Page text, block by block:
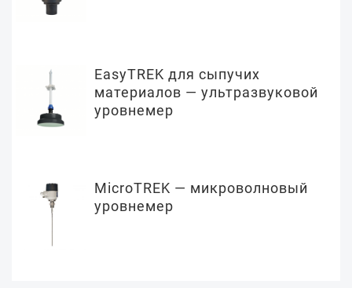
EasyTREK для сыпучих
материалов — ультразвуковой
уровнемер
MicroTREK — микроволновый
уровнемер